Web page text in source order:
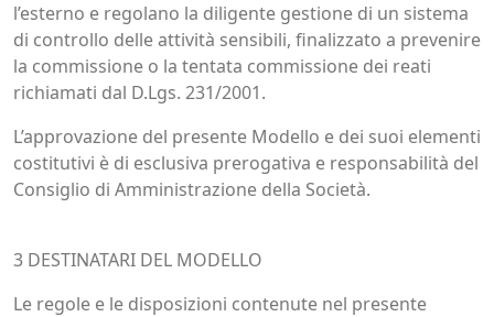
l’esterno e regolano la diligente gestione di un sistema
di controllo delle attività sensibili, finalizzato a prevenire
la commissione o la tentata commissione dei reati
richiamati dal D.Lgs. 231/2001.
L’approvazione del presente Modello e dei suoi elementi
costitutivi è di esclusiva prerogativa e responsabilità del
Consiglio di Amministrazione della Società.
3 DESTINATARI DEL MODELLO
Le regole e le disposizioni contenute nel presente